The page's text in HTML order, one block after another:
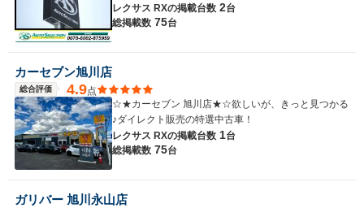
レクサス RXの掲載台数 2台
総掲載数 75台
カーセブン旭川店
総合評価 4.9点
☆★カーセブン 旭川店★☆欲しいが、きっと見つかる
♪ダイレクト販売の特選中古車！
レクサス RXの掲載台数 1台
総掲載数 75台
ガリバー 旭川永山店